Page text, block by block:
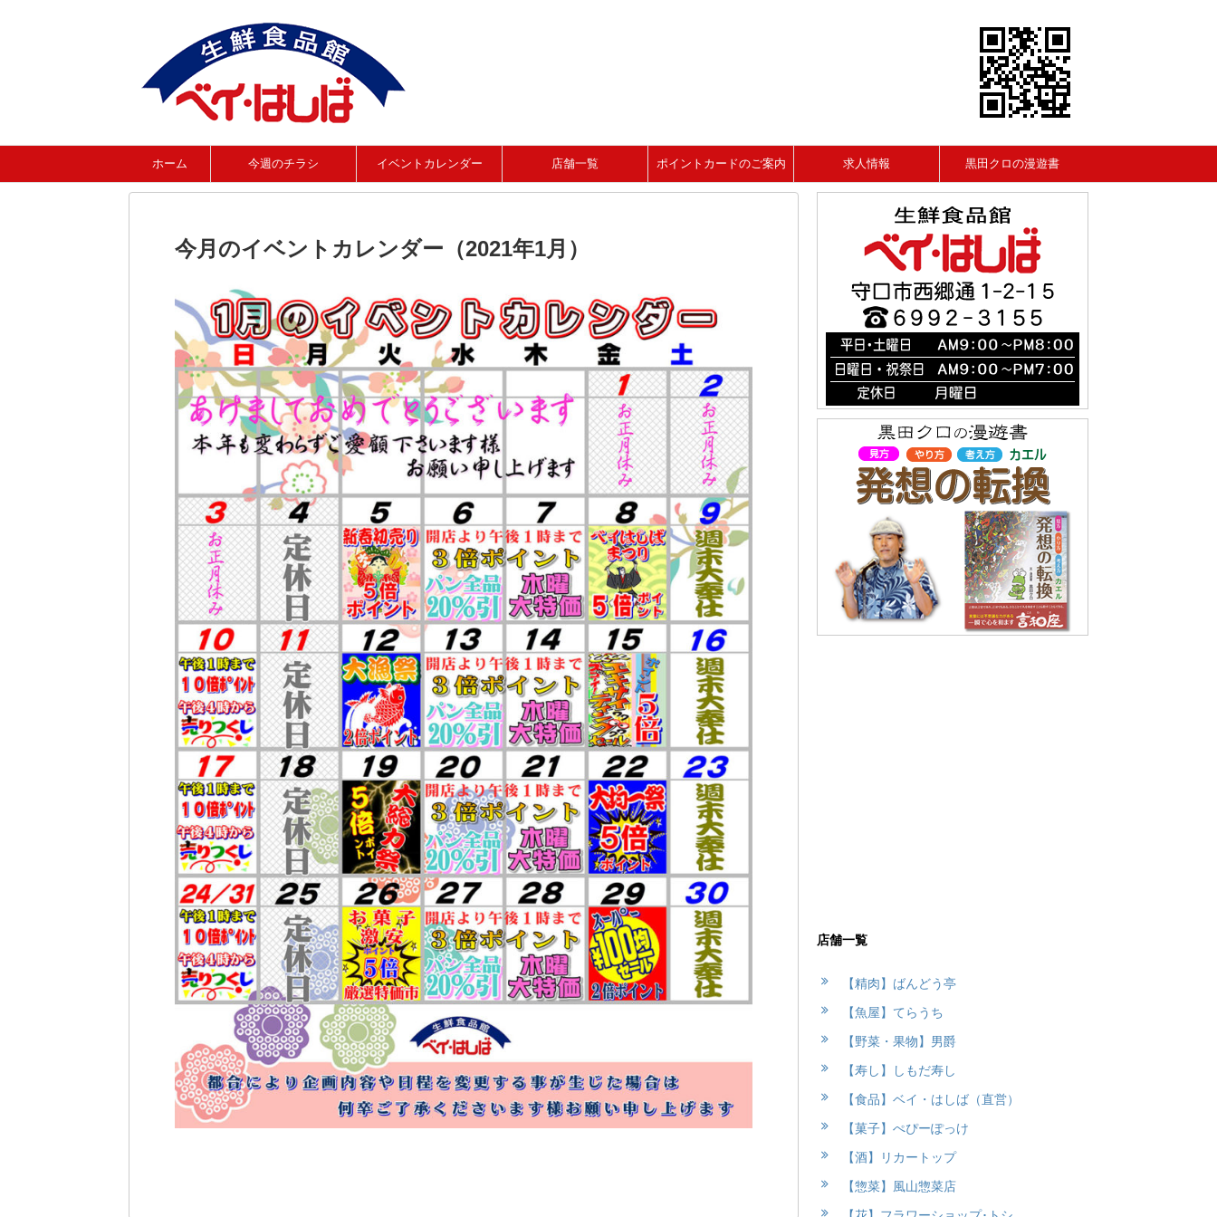
ホーム 今週のチラシ イベントカレンダー 店舗一覧 ポイントカードのご案内 求人情報 黒田クロの漫遊書
今月のイベントカレンダー（2021年1月）
店舗一覧
【精肉】ばんどう亭
【魚屋】てらうち
【野菜・果物】男爵
【寿し】しもだ寿し
【食品】ベイ・はしば（直営）
【菓子】ぺぴーぽっけ
【酒】リカートップ
【惣菜】風山惣菜店